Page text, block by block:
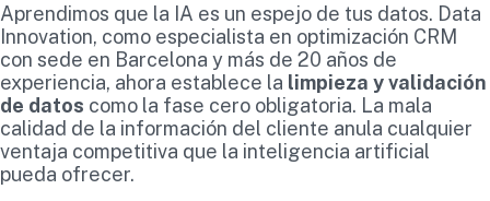
Aprendimos que la IA es un espejo de tus datos. Data
Innovation, como especialista en optimización CRM
con sede en Barcelona y más de 20 años de
experiencia, ahora establece la limpieza y validación
de datos como la fase cero obligatoria. La mala
calidad de la información del cliente anula cualquier
ventaja competitiva que la inteligencia artificial
pueda ofrecer.